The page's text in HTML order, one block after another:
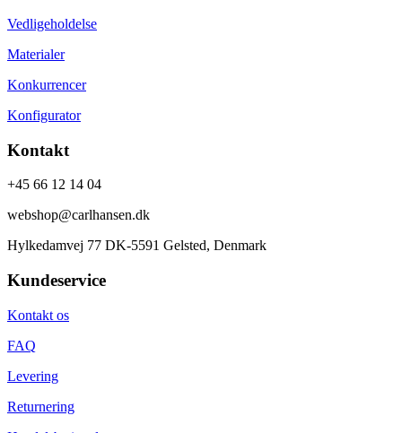
Vedligeholdelse
Materialer
Konkurrencer
Konfigurator
Kontakt
+45 66 12 14 04
webshop@carlhansen.dk
Hylkedamvej 77 DK-5591 Gelsted, Denmark
Kundeservice
Kontakt os
FAQ
Levering
Returnering